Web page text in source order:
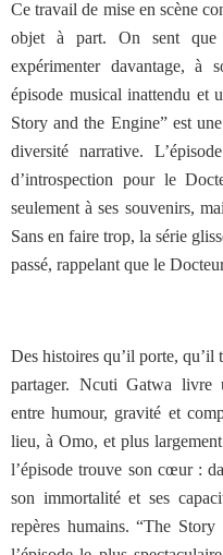
Ce travail de mise en scène
objet à part. On sent que
expérimenter davantage, à
épisode musical inattendu et
Story and the Engine” est
diversité narrative.
d’introspection pour le
seulement à ses souvenirs,
Sans en faire trop, la série
passé, rappelant que le
Des histoires qu’il porte,
partager. Ncuti Gatwa livre
entre humour, gravité et
lieu, à Omo, et plus
l’épisode trouve son cœur :
son immortalité et ses
repères humains. “The Story